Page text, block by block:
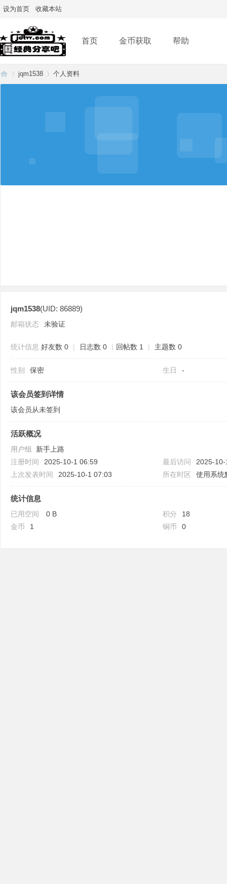
设为首页 收藏本站
首页 金币获取 帮助
jqm1538 个人资料
jqm1538(UID: 86889)
邮箱状态 未验证
统计信息 好友数 0 | 日志数 0 | 回帖数 1 | 主题数 0
性别 保密 生日 -
该会员签到详情
该会员从未签到
活跃概况
用户组 新手上路
注册时间
2025-10-1 06:59 最后访问
2025-
上次发表时间
2025-10-1 07:03 所在时区 使用系统
统计信息
已用空间 0 B 积分
18
金币
1 铜币 0